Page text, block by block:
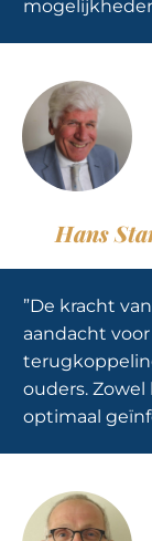
Hans
”De kracht
aandacht
ouders.
optimaal